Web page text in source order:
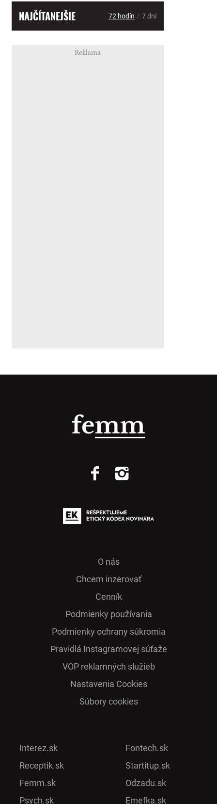
NAJČÍTANEJŠIE 72 hodín / 7 dní
Reklama
O nás
Chcem inzerovať
Cenník
Podmienky používania
Podmienky ochrany súkromia
Pra­vidlá Ins­ta­gra­mo­vej sú­ťaže
VOP reklamných služieb
Nastavenia Cookies
Súbory cookies
Interez.sk
Receptik.sk
Femm.sk
Psych.sk
Fontech.sk
Startitup.sk
Odzadu.sk
Emefka.sk